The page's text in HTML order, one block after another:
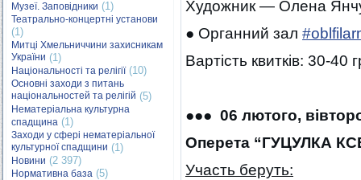
Музеї. Заповідники (1)
Театрально-концертні установи
(1)
Митці Хмельниччини захисникам
України (1)
Національності та релігії(10)
Основні заходи з питань
національностей та релігій (5)
Нематеріальна культурна
спадщина (1)
Заходи у сфері нематеріальної
культурної спадщини (1)
Новини (2 397)
Нормативна база (5)
Художник — Олена
● Органний зал
Вартість квитків: 30-40
●●● 06 лютого,
Оперета “ГУЦУЛКА
Участь беруть: